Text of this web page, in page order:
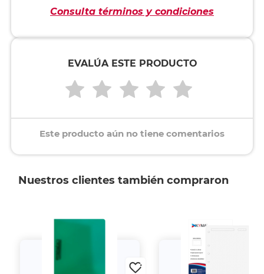
Consulta términos y condiciones
EVALÚA ESTE PRODUCTO
Este producto aún no tiene comentarios
Nuestros clientes también compraron